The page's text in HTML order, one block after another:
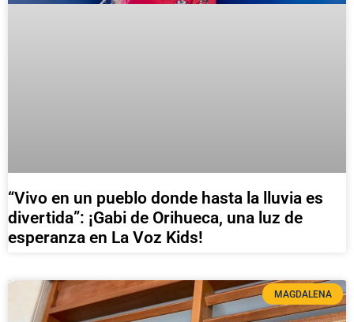
“Vivo en un pueblo donde hasta la lluvia es
divertida”: ¡Gabi de Orihueca, una luz de
esperanza en La Voz Kids!
MAGDALENA